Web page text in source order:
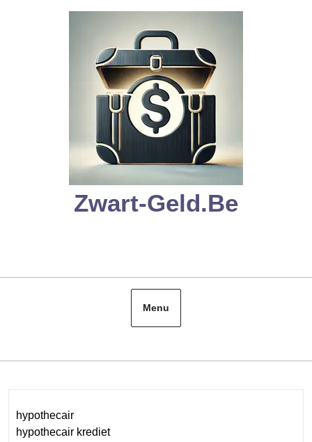
Zwart-Geld.be
Menu
hypothecair
hypothecair krediet